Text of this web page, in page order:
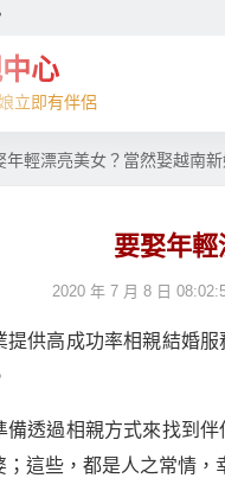
心
立即有伴侶
年輕漂亮美女？當然娶越南新
要娶年輕
2020 年 7 月 8 日
提供高成功率相親結婚
備透過相親方式來找到
這些，都是人之常情，